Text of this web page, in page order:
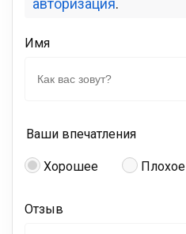
авторизация.
Имя
Ваши впечатления
Хорошее Плохое
Отзыв